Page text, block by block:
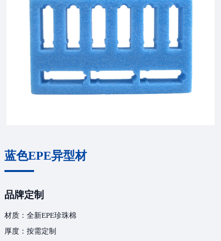
蓝色EPE异型材
品牌定制
材质：全新EPE珍珠棉
厚度：按需定制